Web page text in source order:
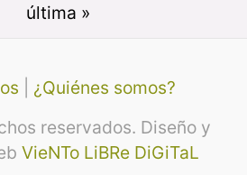
última »
¿Quiénes somos?
reservados. Diseño y
VieNTo LiBRe DiGiTaL